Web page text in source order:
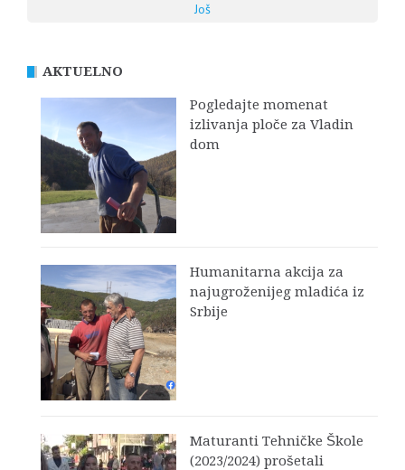
Još
AKTUELNO
Pogledajte momenat
izlivanja ploče za Vladin
dom
Humanitarna akcija za
najugroženijeg mladića iz
Srbije
Maturanti Tehničke Škole
(2023/2024) prošetali